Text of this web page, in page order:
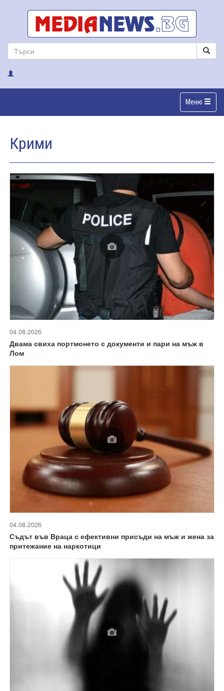
Меню
Крими
04.08.2026
Двама свиха портмонето с документи и пари на мъж в
Лом
04.08.2026
Съдът във Враца с ефективни присъди на мъж и жена за
притежание на наркотици